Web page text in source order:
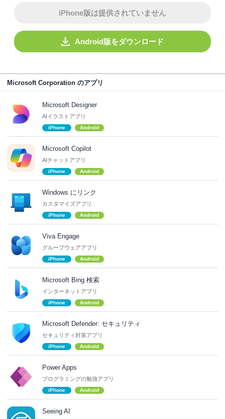
iPhone版は提供されていません
Android版をダウンロード
Microsoft Corporation のアプリ
Microsoft Designer
AIイラストアプリ
iPhone Android
Microsoft Copilot
AIチャットアプリ
iPhone Android
Windows にリンク
カスタマイズアプリ
iPhone Android
Viva Engage
グループウェアアプリ
iPhone Android
Microsoft Bing 検索
インターネットアプリ
iPhone Android
Microsoft Defender: セキュリティ
セキュリティ対策アプリ
iPhone Android
Power Apps
プログラミングの勉強アプリ
iPhone Android
Seeing AI